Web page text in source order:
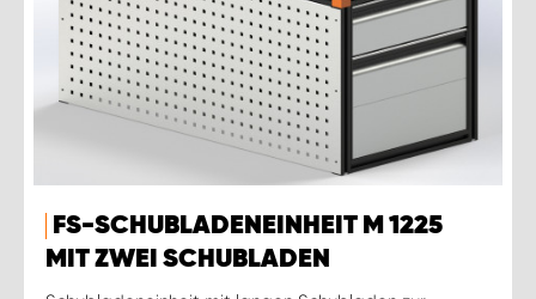
FS-SCHUBLADENEINHEIT M 1225
MIT ZWEI SCHUBLADEN